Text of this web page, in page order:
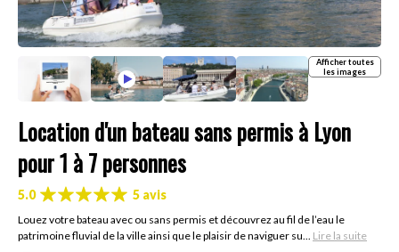
Afficher toutes
les images
Location d'un bateau sans permis à Lyon
pour 1 à 7 personnes
5.0 5 avis
Louez votre bateau avec ou sans permis et découvrez au fil de l’eau le
patrimoine fluvial de la ville ainsi que le plaisir de naviguer su... Lire la suite